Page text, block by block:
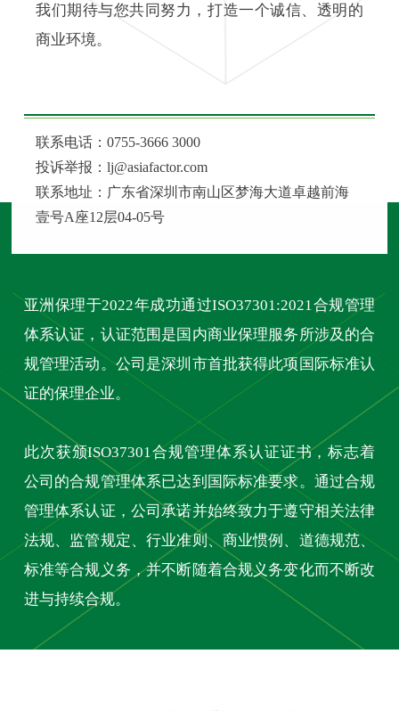
我们期待与您共同努力，打造一个诚信、透明的
商业环境。
联系电话：0755-3666 3000
投诉举报：lj@asiafactor.com
联系地址：广东省深圳市南山区梦海大道卓越前海
壹号A座12层04-05号
亚洲保理于2022年成功通过ISO37301:2021合规管理
体系认证，认证范围是国内商业保理服务所涉及的合
规管理活动。公司是深圳市首批获得此项国际标准认
证的保理企业。
此次获颁ISO37301合规管理体系认证证书，标志着
公司的合规管理体系已达到国际标准要求。通过合规
管理体系认证，公司承诺并始终致力于遵守相关法律
法规、监管规定、行业准则、商业惯例、道德规范、
标准等合规义务，并不断随着合规义务变化而不断改
进与持续合规。